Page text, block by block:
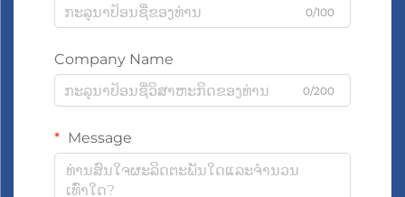
0/100
Company Name
0/200
Message